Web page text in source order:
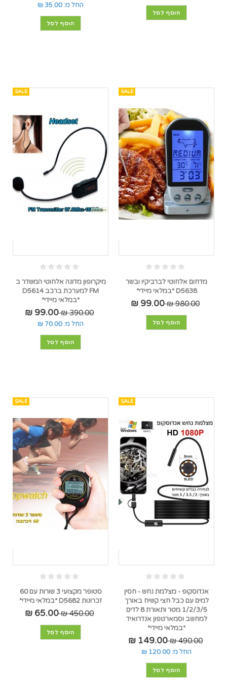
הוסף לסל
החל מ: 35.00 ₪
הוסף לסל
SALE
מדחום אלחוטי לברביקיו ובשר
D5638 *במלאי מיידי*
980.00 ₪
99.00 ₪
הוסף לסל
SALE
מיקרופון מדונה אלחוטי המשדר ב
FM למערכת ברכב D5614
*במלאי מיידי*
390.00 ₪
99.00 ₪
החל מ: 70.00 ₪
הוסף לסל
SALE
אנדוסקופ - מצלמת נחש - חסין
למים עם כבל חצי קשיח באורך
1/2/3/5 מטר ותאורת 8 לדים
למחשב וסמארטפון אנדרואיד
*במלאי מיידי*
490.00 ₪
149.00 ₪
החל מ: 120.00 ₪
הוסף לסל
SALE
סטופר מקצועי 3 שורות עם 60
זכרונות D5682 *במלאי מיידי*
450.00 ₪
65.00 ₪
הוסף לסל